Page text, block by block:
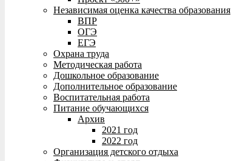
Независимая оценка качества образования
ВПР
ОГЭ
ЕГЭ
Охрана труда
Методическая работа
Дошкольное образование
Дополнительное образование
Воспитательная работа
Питание обучающихся
Архив
2021 год
2022 год
Организация детского отдыха